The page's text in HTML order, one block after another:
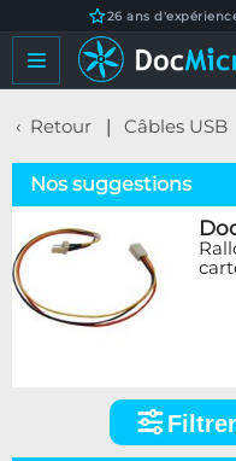
26 ans
Retour Câbles USB
Nos suggestions